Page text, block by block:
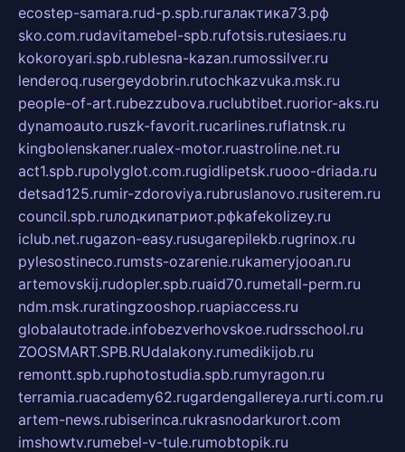
ecostep-samara.rud-p.spb.ruгалактика73.рф
sko.com.rudavitamebel-spb.rufotsis.rutesiaes.ru
kokoroyari.spb.rublesna-kazan.rumossilver.ru
lenderoq.rusergeydobrin.rutochkazvuka.msk.ru
people-of-art.rubezzubova.ruclubtibet.ruorior-aks.ru
dynamoauto.ruszk-favorit.rucarlines.ruflatnsk.ru
kingbolenskaner.rualex-motor.ruastroline.net.ru
act1.spb.rupolyglot.com.rugidlipetsk.ruooo-driada.ru
detsad125.rumir-zdoroviya.rubruslanovo.rusiterem.ru
council.spb.ruлодкипатриот.рфkafekolizey.ru
iclub.net.rugazon-easy.rusugarepilekb.rugrinox.ru
pylesostineco.rumsts-ozarenie.rukameryjooan.ru
artemovskij.rudopler.spb.ruaid70.rumetall-perm.ru
ndm.msk.ruratingzooshop.ruapiaccess.ru
globalautotrade.infobezverhovskoe.rudrsschool.ru
ZOOSMART.SPB.RUdalakony.rumedikijob.ru
remontt.spb.ruphotostudia.spb.rumyragon.ru
terramia.ruacademy62.rugardengallereya.rurti.com.ru
artem-news.rubiserinca.rukrasnodarkurort.com
imshowtv.rumebel-v-tule.rumobtopik.ru